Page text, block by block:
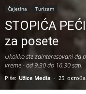
Čajetina Turizam
STOPIĆA
za posete
Ukoliko ste zainteresovani da
vreme - od 9.30 do 16.30 sati.
Piše: Užice Media - 25.